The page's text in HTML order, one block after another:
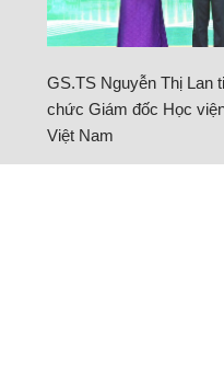
GS.TS Nguyễn Thị Lan
chức Giám đốc Học
Việt Nam